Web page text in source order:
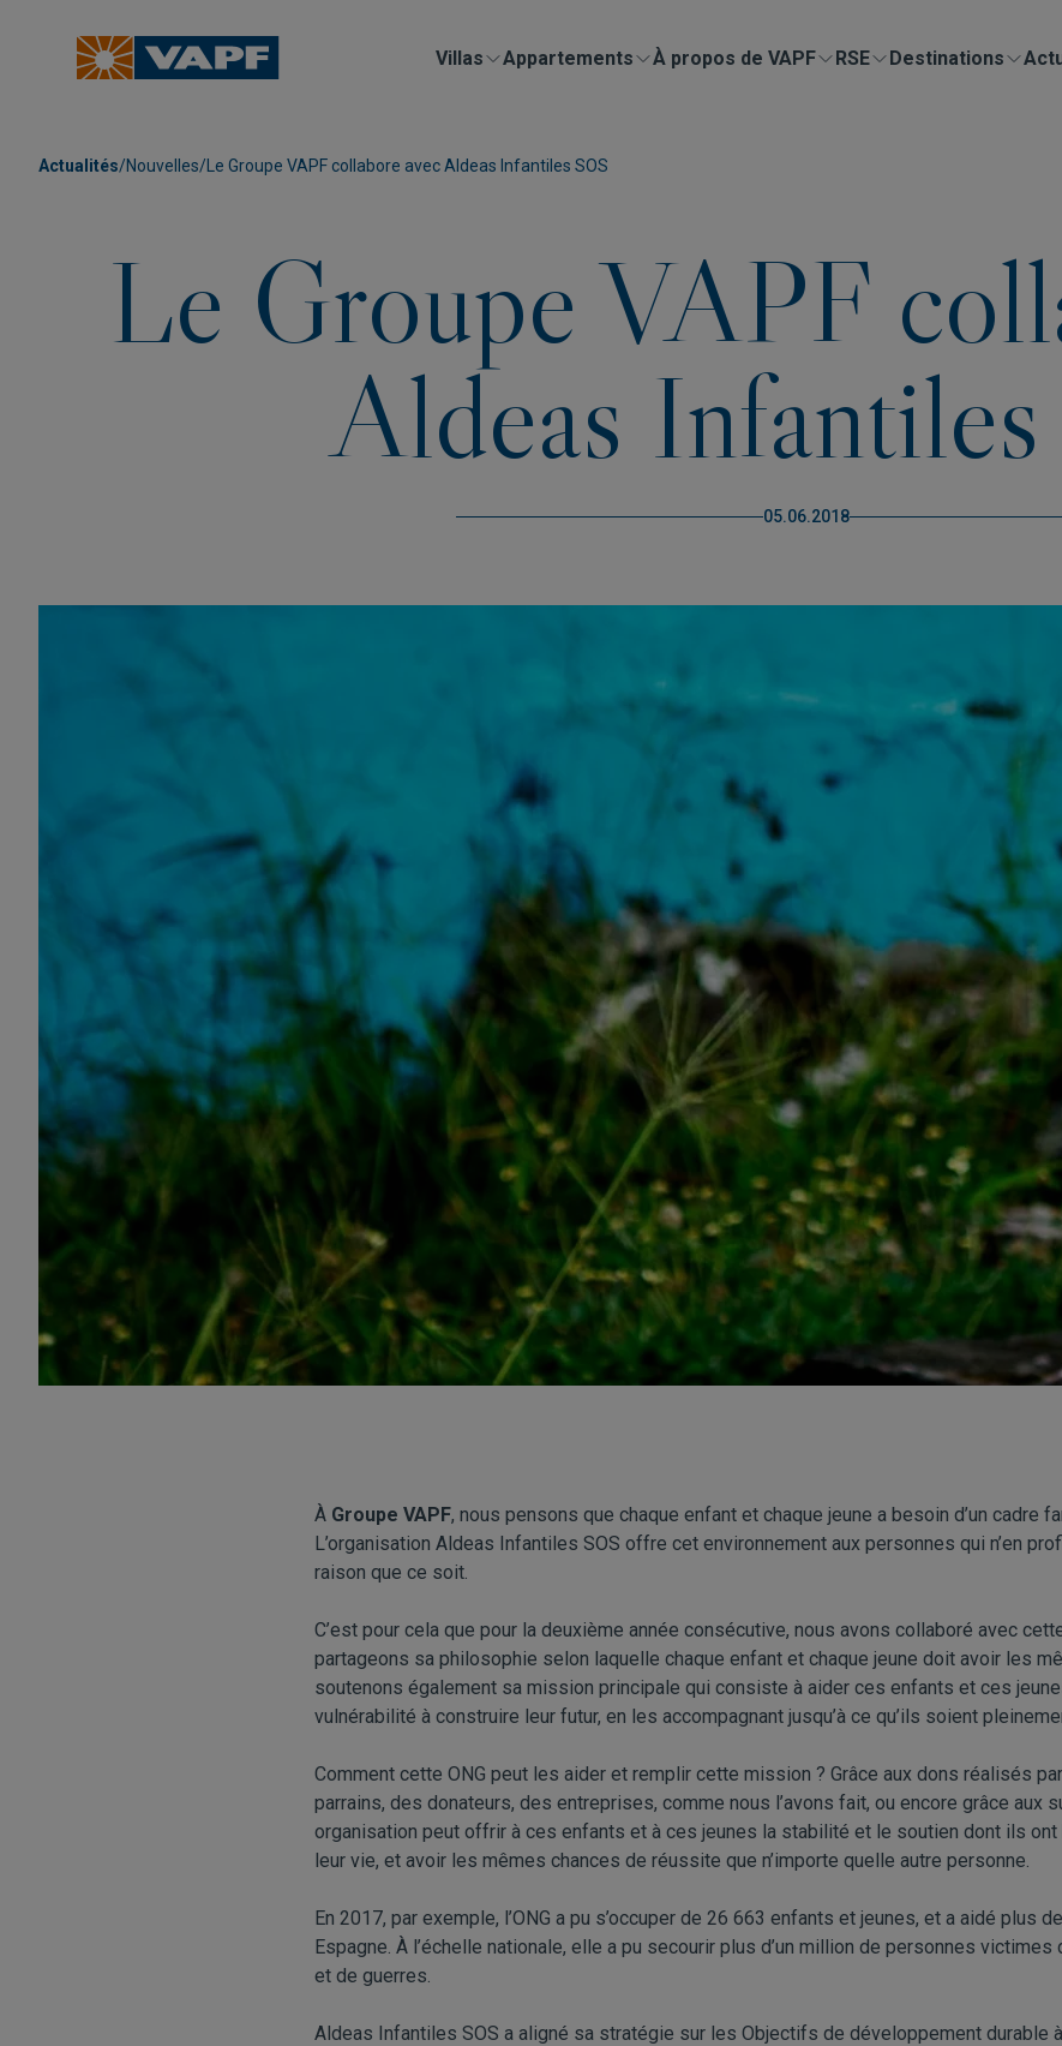
Villas Appartements À propos de VAPF RSE Destinations
Actualités/Nouvelles/ Le Groupe VAPF collabore avec Aldeas Infantiles SOS
Le Groupe VAPF
Aldeas
05.06.2018
À Groupe VAPF, nous pensons que chaque enfant et chaque jeune a besoin d’un cadre
L’organisation Aldeas Infantiles SOS offre cet environnement aux personnes qui n’en
raison que ce soit.
C’est pour cela que pour la deuxième année consécutive, nous avons collaboré avec
partageons sa philosophie selon laquelle chaque enfant et chaque jeune doit avoir les
soutenons également sa mission principale qui consiste à aider ces enfants et ces
vulnérabilité à construire leur futur, en les accompagnant jusqu’à ce qu’ils soient
Comment cette ONG peut les aider et remplir cette mission ? Grâce aux dons réalisés
parrains, des donateurs, des entreprises, comme nous l’avons fait, ou encore grâce aux
organisation peut offrir à ces enfants et à ces jeunes la stabilité et le soutien dont ils
leur vie, et avoir les mêmes chances de réussite que n’importe quelle autre personne.
En 2017, par exemple, l’ONG a pu s’occuper de 26 663 enfants et jeunes, et a aidé plus
Espagne. À l’échelle nationale, elle a pu secourir plus d’un million de personnes
et de guerres.
Aldeas Infantiles SOS a aligné sa stratégie sur les Objectifs de développement durable